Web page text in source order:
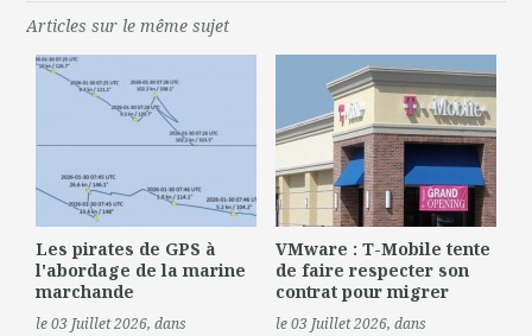
Articles sur le même sujet
Les pirates de GPS à
l'abordage de la marine
marchande
le 03 Juillet 2026, dans
VMware : T-Mobile tente
de faire respecter son
contrat pour migrer
le 03 Juillet 2026, dans